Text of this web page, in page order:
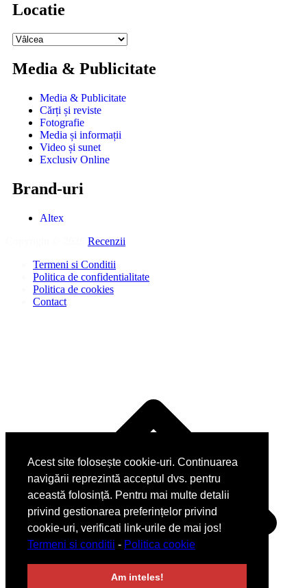
Acest site folosește cookie-uri. Continuarea
navigării reprezintă acceptul dvs. pentru
această folosință. Pentru mai multe detalii
privind gestionarea preferințelor privind
cookie-uri, verificati link-urile de mai jos!
Termeni si conditii - Politica cookie
Am inteles!
Locatie
Media & Publicitate
Media & Publicitate
Cărți și reviste
Fotografie
Media și informații
Video și sunet
Exclusiv Online
Brand-uri
Altex
Recenzii
Termeni si Conditii
Politica de confidentialitate
Politica de cookies
Contact